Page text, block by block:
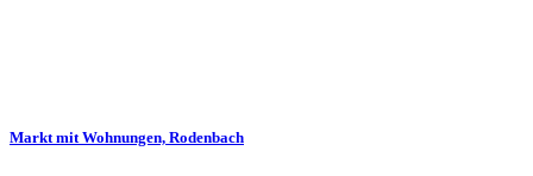
Markt mit Wohnungen, Rodenbach